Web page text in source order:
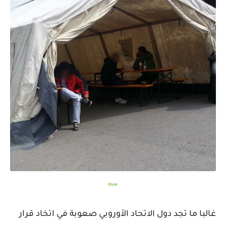
flickr
غالبا ما تجد دول الاتحاد الأوروبي صعوبة في اتخاد قرار